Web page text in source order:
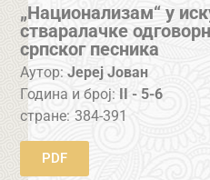
„Национализам“ у
стваралачке
српског песника
Аутор: Јереј Јован
Година и број: II - 5-6
стране: 384-391
PDF